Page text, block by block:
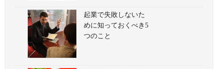
起業で失敗しないた
めに知っておくべき5
つのこと